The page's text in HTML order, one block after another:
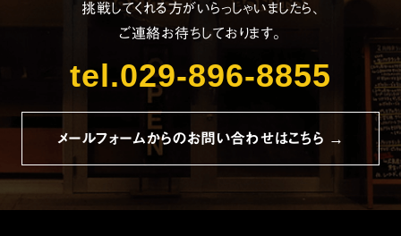
挑戦してくれる方がいらっしゃいましたら、
ご連絡お待ちしております。
tel.029-896-8855
メールフォームからのお問い合わせはこちら →